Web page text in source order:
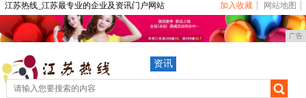
江苏热线_江苏最专业的企业及资讯门户网站 加入收藏 网站地图
广告
资讯